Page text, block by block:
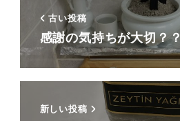
古い投稿
感謝の気持ちが大切？
新しい投稿